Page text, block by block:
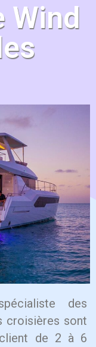
Wind
des
croisières sont
client de 2 à 6